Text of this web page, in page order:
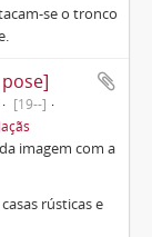
se o tronco
[19--]
imagem com a
rústicas e